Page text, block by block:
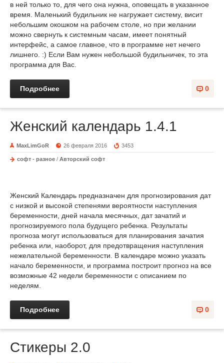
в ней только то, для чего она нужна, оповещать в указанное
время. Маленький будильник не нагружает систему, висит
небольшим окошком на рабочем столе, но при желании
можно свернуть к системным часам, имеет понятный
интерфейс, а самое главное, что в программе нет нечего
лишнего. :) Если Вам нужен небольшой будильничек, то эта
программа для Вас.
0
Подробнее
Женский календарь 1.4.1
MaxLimGoR 26 февраля 2016 3453
софт - разное / Авторский софт
Женский Календарь предназначен для прогнозирования дат
с низкой и высокой степенями вероятности наступления
беременности, дней начала месячных, дат зачатий и
прогнозируемого пола будущего ребенка. Результаты
прогноза могут использоваться для планирования зачатия
ребенка или, наоборот, для предотвращения наступления
нежелательной беременности. В календаре можно указать
начало беременности, и программа построит прогноз на все
возможные 42 недели беременности с описанием по
неделям.
0
Подробнее
Стикеры 2.0